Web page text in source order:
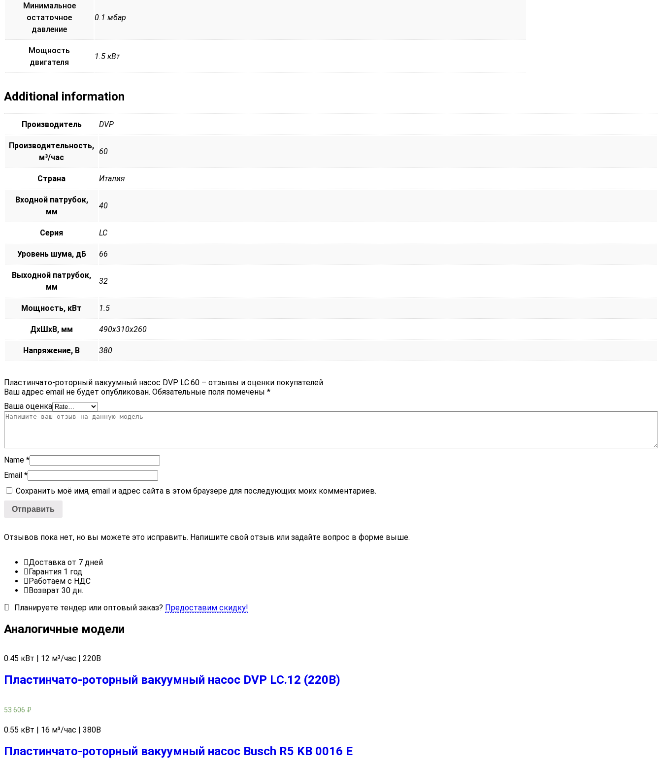
Минимальное
остаточное
давление
0.1 мбар
Мощность
двигателя
1.5 кВт
Additional information
Производитель DVP
Производительность,
м³/час
60
Страна Италия
Входной патрубок,
мм
40
Серия LC
Уровень шума, дБ 66
Выходной патрубок,
мм
32
Мощность, кВт 1.5
ДxШxВ, мм 490x310x260
Напряжение, В 380
Пластинчато-роторный вакуумный насос DVP LC.60 – отзывы и оценки покупателей
Ваш адрес email не будет опубликован. Обязательные поля помечены *
Ваша оценка
Name *
Email *
Сохранить моё имя, email и адрес сайта в этом браузере для последующих моих комментариев.
Отзывов пока нет, но вы можете это исправить. Напишите свой отзыв или задайте вопрос в форме выше.
Доставка от 7 дней
Гарантия 1 год
Работаем с НДС
Возврат 30 дн.
Планируете тендер или оптовый заказ? Предоставим скидку!
Аналогичные модели
0.45 кВт | 12 м³/час | 220В
Пластинчато-роторный вакуумный насос DVP LC.12 (220В)
53 606 ₽
0.55 кВт | 16 м³/час | 380В
Пластинчато-роторный вакуумный насос Busch R5 KB 0016 E